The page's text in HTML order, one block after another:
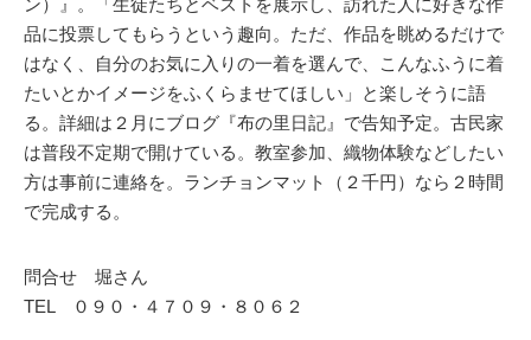
ン）』。「生徒たちとベストを展示し、訪れた人に好きな作
品に投票してもらうという趣向。ただ、作品を眺めるだけで
はなく、自分のお気に入りの一着を選んで、こんなふうに着
たいとかイメージをふくらませてほしい」と楽しそうに語
る。詳細は２月にブログ『布の里日記』で告知予定。古民家
は普段不定期で開けている。教室参加、織物体験などしたい
方は事前に連絡を。ランチョンマット（２千円）なら２時間
で完成する。
問合せ 堀さん
TEL ０９０・４７０９・８０６２